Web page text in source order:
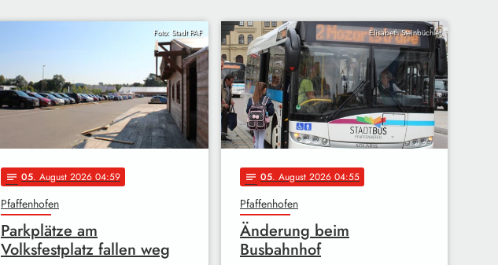
Foto: Stadt PAF
notes 05. August 2026 04:59
Pfaffenhofen
Parkplätze am
Volksfestplatz fallen weg
Elisabeth Steinbüchler
notes 05. August 2026 04:55
Pfaffenhofen
Änderung beim
Busbahnhof